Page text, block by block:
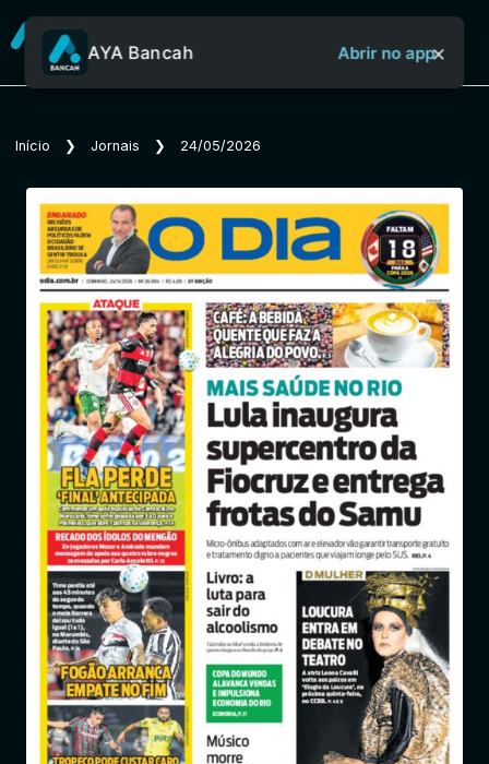
Sobre o Aya Bancah
Início
Revistas
Jornais
Entrar
AYA Bancah Abrir no app×
Início ❯ Jornais ❯ 24/05/2026